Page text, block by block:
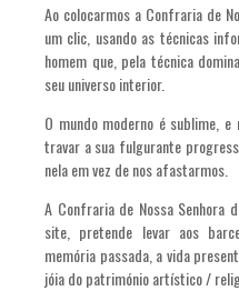
Ao colocarmos a Confraria de
um clic, usando as técnicas
homem que, pela técnica
seu universo interior.
O mundo moderno é sublime,
travar a sua fulgurante
nela em vez de nos afastarmos.
A Confraria de Nossa Senhora
site, pretende levar aos
memória passada, a vida
jóia do património artístico /